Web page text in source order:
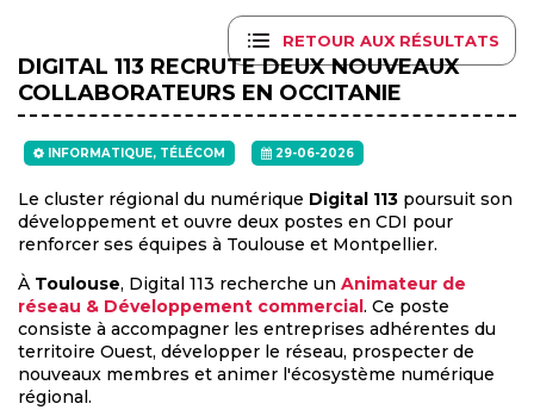
RETOUR AUX RÉSULTATS
DIGITAL 113 RECRUTE DEUX NOUVEAUX
COLLABORATEURS EN OCCITANIE
INFORMATIQUE, TÉLÉCOM 29-06-2026
Le cluster régional du numérique Digital 113 poursuit son
développement et ouvre deux postes en CDI pour
renforcer ses équipes à Toulouse et Montpellier.
À Toulouse, Digital 113 recherche un Animateur de
réseau & Développement commercial. Ce poste
consiste à accompagner les entreprises adhérentes du
territoire Ouest, développer le réseau, prospecter de
nouveaux membres et animer l'écosystème numérique
régional.